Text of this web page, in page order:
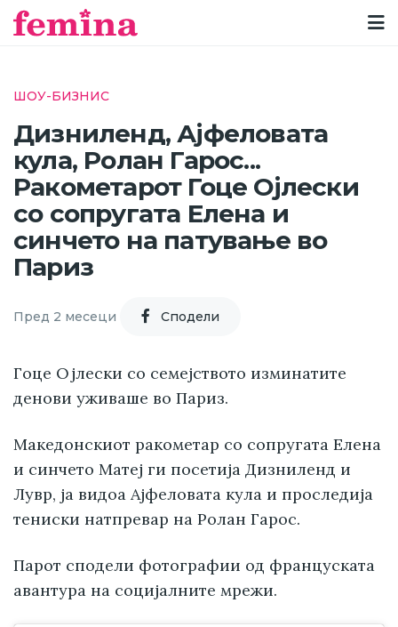
ШОУ-БИЗНИС
Дизниленд, Ајфеловата
кула, Ролан Гарос...
Ракометарот Гоце Ојлески
со сопругата Елена и
синчето на патување во
Париз
Пред 2 месеци Cподели
Гоце Ојлески со семејството изминатите
денови уживаше во Париз.
Македонскиот ракометар со сопругата Елена
и синчето Матеј ги посетија Дизниленд и
Лувр, ја видоа Ајфеловата кула и проследија
тениски натпревар на Ролан Гарос.
Парот сподели фотографии од француската
авантура на социјалните мрежи.